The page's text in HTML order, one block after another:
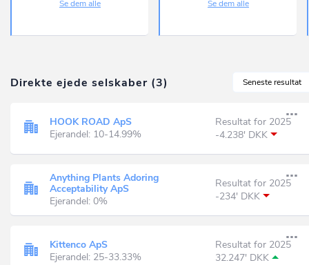
Se dem alle Se dem alle
Seneste resultat
Direkte ejede selskaber (3)
HOOK ROAD ApS
Ejerandel: 10-14.99%
Resultat for 2025
-4.238' DKK
Anything Plants Adoring
Acceptability ApS
Ejerandel: 0%
Resultat for 2025
-234' DKK
Kittenco ApS
Ejerandel: 25-33.33%
Resultat for 2025
32.247' DKK